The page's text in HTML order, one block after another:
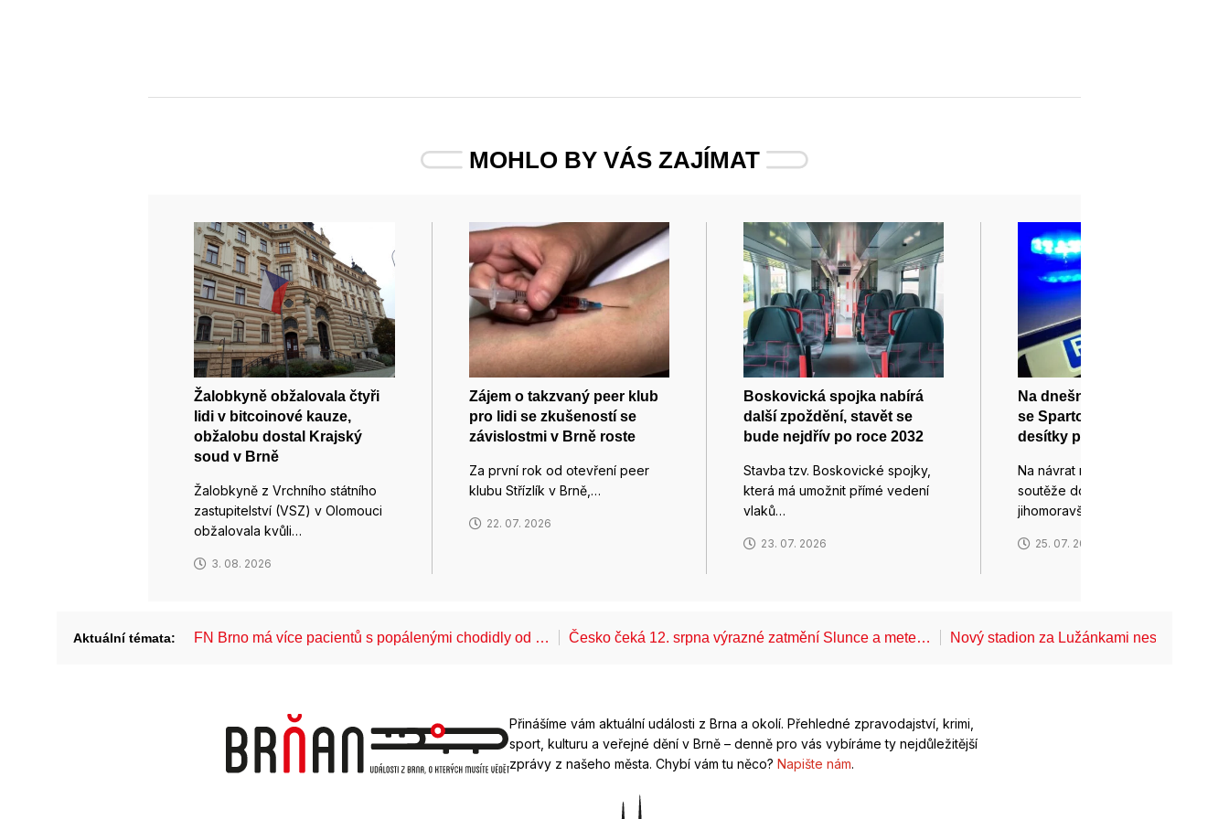
MOHLO BY VÁS ZAJÍMAT
Žalobkyně obžalovala čtyři
lidi v bitcoinové kauze,
obžalobu dostal Krajský
soud v Brně
Žalobkyně z Vrchního státního
zastupitelství (VSZ) v Olomouci
obžalovala kvůli…
3. 08. 2026
Zájem o takzvaný peer klub
pro lidi se zkušeností se
závislostmi v Brně roste
Za první rok od otevření peer
klubu Střízlík v Brně,…
22. 07. 2026
Boskovická spojka nabírá
další zpoždění, stavět se
bude nejdřív po roce 2032
Stavba tzv. Boskovické spojky,
která má umožnit přímé vedení
vlaků…
23. 07. 2026
Na dnešní zápas Zbrojovky
se Spartou dohlédnou
desítky policistů a strážníků
Na návrat nejvyšší fotbalové
soutěže do Brna se připravují
jihomoravští…
25. 07. 2026
Aktuální témata: FN Brno má více pacientů s popálenými chodidly od … Česko čeká 12. srpna výrazné zatmění Slunce a mete… Nový stadion za Lužánkami nesmí mít dle
Přinášíme vám aktuální události z Brna a okolí. Přehledné zpravodajství, krimi,
sport, kulturu a veřejné dění v Brně – denně pro vás vybíráme ty nejdůležitější
zprávy z našeho města. Chybí vám tu něco? Napište nám.